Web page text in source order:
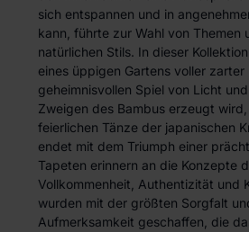
sich entspannen und in
kann, führte zur Wahl von Themen
natürlichen Stils. In dieser
eines üppigen Gartens voller zarter
geheimnisvollen Spiel von Licht
Zweigen des Bambus erzeugt
feierlichen Tänze der japanischen
endet mit dem Triumph einer
Tapeten erinnern an die Konzepte
Vollkommenheit, Authentizität und
wurden mit der größten Sorgfalt
Aufmerksamkeit geschaffen, die